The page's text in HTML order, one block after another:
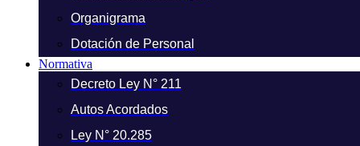
Organigrama
Dotación de Personal
Normativa
Decreto Ley N° 211
Autos Acordados
Ley N° 20.285